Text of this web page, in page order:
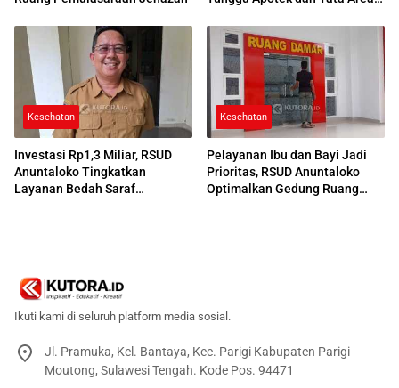
Kesehatan
Investasi Rp1,3 Miliar, RSUD
Anuntaloko Tingkatkan
Layanan Bedah Saraf
Kesehatan
Pelayanan Ibu dan Bayi Jadi
Prioritas, RSUD Anuntaloko
Optimalkan Gedung Ruang
Ikuti kami di seluruh platform media sosial.
Jl. Pramuka, Kel. Bantaya, Kec. Parigi Kabupaten Parigi
Moutong, Sulawesi Tengah. Kode Pos. 94471